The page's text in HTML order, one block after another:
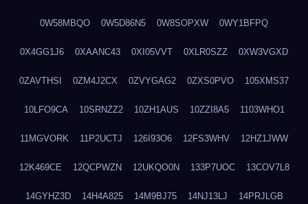
0W58MBQO 0W5D86N5 0W8SOPXW 0WY1BFPQ
0X4GG1J6 0XAANC43 0XI05VVT 0XLR0SZZ 0XW3VGXD
0ZAVTHSI 0ZM4J2CX 0ZVYGAG2 0ZXS0PVO 105XMS37
10LFO9CA 10SRNZZ2 10ZH1AUS 10ZZI8A5 1103WHO1
11MGVORK 11P2UCTJ 126I93O6 12FS3WHV 12HZ1JWW
12K469CE 12QCPWZN 12UKQO0N 133P7UOC 13COV7L8
14GYHZ3D 14H4A825 14M9BJ75 14NJ13LJ 14PRJLGB